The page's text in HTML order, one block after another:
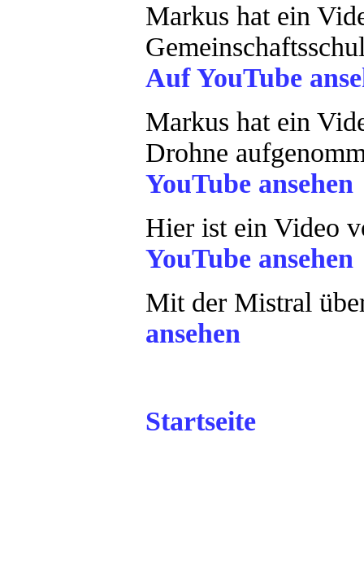
Markus hat ein
Auf YouTube
Markus hat ein
Drohne
YouTube ansehen
Hier ist ein Video
YouTube ansehen
Mit der Mistral
ansehen
Startseite